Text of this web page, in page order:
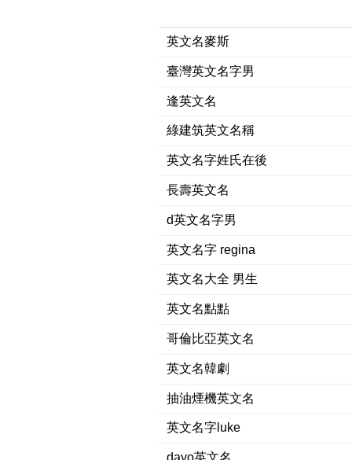
英文名麥斯
臺灣英文名字男
逢英文名
綠建筑英文名稱
英文名字姓氏在後
長壽英文名
d英文名字男
英文名字 regina
英文名大全 男生
英文名點點
哥倫比亞英文名
英文名韓劇
抽油煙機英文名
英文名字luke